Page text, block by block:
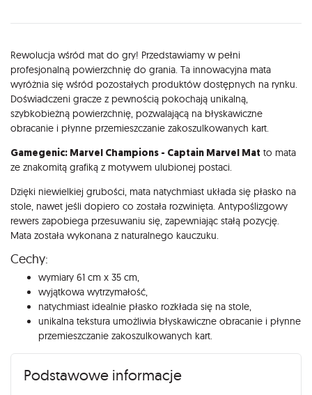
Opis
Rewolucja wśród mat do gry! Przedstawiamy w pełni
profesjonalną powierzchnię do grania. Ta innowacyjna mata
wyróżnia się wśród pozostałych produktów dostępnych na rynku.
Doświadczeni gracze z pewnością pokochają unikalną,
szybkobieżną powierzchnię, pozwalającą na błyskawiczne
obracanie i płynne przemieszczanie zakoszulkowanych kart.
Gamegenic: Marvel Champions - Captain Marvel Mat to mata
ze znakomitą grafiką z motywem ulubionej postaci.
Dzięki niewielkiej grubości, mata natychmiast układa się płasko na
stole, nawet jeśli dopiero co została rozwinięta. Antypoślizgowy
rewers zapobiega przesuwaniu się, zapewniając stałą pozycję.
Mata została wykonana z naturalnego kauczuku.
Cechy:
wymiary 61 cm x 35 cm,
wyjątkowa wytrzymałość,
natychmiast idealnie płasko rozkłada się na stole,
unikalna tekstura umożliwia błyskawiczne obracanie i płynne
przemieszczanie zakoszulkowanych kart.
Podstawowe informacje